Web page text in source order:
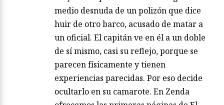
medio desnuda de un polizón que dice
huir de otro barco, acusado de matar a
un oficial. El capitán ve en él a un doble
de sí mismo, casi su reflejo, porque se
parecen físicamente y tienen
experiencias parecidas. Por eso decide
ocultarlo en su camarote. En Zenda